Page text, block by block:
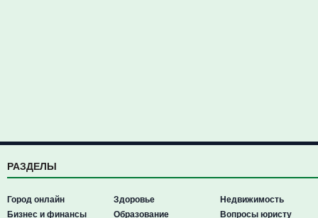
РАЗДЕЛЫ
Город онлайн
Бизнес и финансы
Здоровье
Образование
Недвижимость
Вопросы юристу